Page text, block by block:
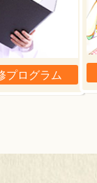
プログラム